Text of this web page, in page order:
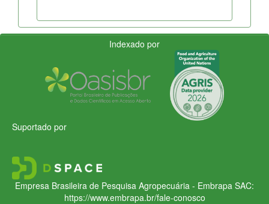
Indexado por
Suportado por
Empresa Brasileira de Pesquisa Agropecuária - Embrapa SAC:
https://www.embrapa.br/fale-conosco